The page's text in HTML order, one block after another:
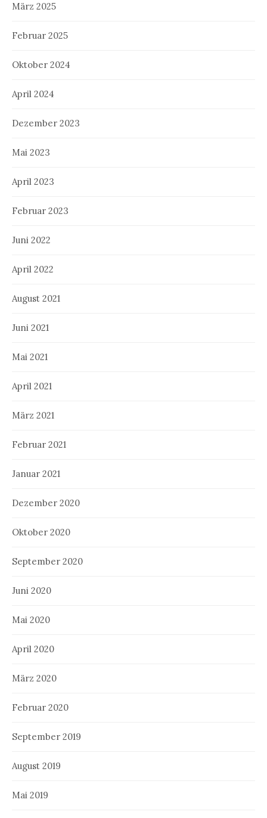
März 2025
Februar 2025
Oktober 2024
April 2024
Dezember 2023
Mai 2023
April 2023
Februar 2023
Juni 2022
April 2022
August 2021
Juni 2021
Mai 2021
April 2021
März 2021
Februar 2021
Januar 2021
Dezember 2020
Oktober 2020
September 2020
Juni 2020
Mai 2020
April 2020
März 2020
Februar 2020
September 2019
August 2019
Mai 2019